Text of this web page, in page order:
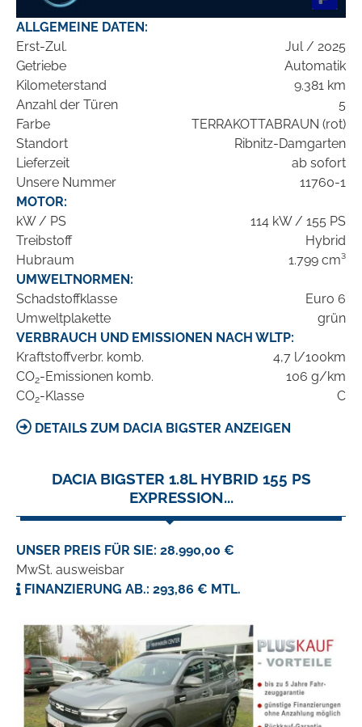
ALLGEMEINE DATEN:
Erst-Zul.
Jul / 2025
Getriebe
Automatik
Kilometerstand
9.381 km
Anzahl der Türen
5
Farbe
TERRAKOTTABRAUN (rot)
Standort
Ribnitz-Damgarten
Lieferzeit
ab sofort
Unsere Nummer
11760-1
MOTOR:
kW / PS
114 kW / 155 PS
Treibstoff
Hybrid
Hubraum
1.799 cm³
UMWELTNORMEN:
Schadstoffklasse
Euro 6
Umweltplakette
grün
VERBRAUCH UND EMISSIONEN NACH WLTP:
Kraftstoffverbr. komb.
4,7 l/100km
CO2-Emissionen komb.
106 g/km
CO2-Klasse C
DETAILS ZUM DACIA BIGSTER ANZEIGEN
DACIA BIGSTER 1.8L HYBRID 155 PS
EXPRESSION...
UNSER PREIS FÜR SIE: 28.990,00 €
MwSt. ausweisbar
FINANZIERUNG AB.: 293,86 € MTL.